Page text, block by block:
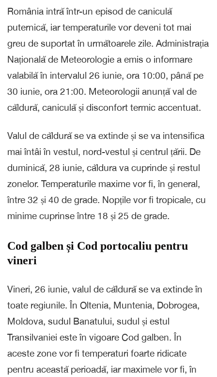
România intră într-un episod de caniculă
puternică, iar temperaturile vor deveni tot mai
greu de suportat în următoarele zile. Administrația
Națională de Meteorologie a emis o informare
valabilă în intervalul 26 iunie, ora 10:00, până pe
30 iunie, ora 21:00. Meteorologii anunță val de
căldură, caniculă și disconfort termic accentuat.
Valul de căldură se va extinde și se va intensifica
mai întâi în vestul, nord-vestul și centrul țării. De
duminică, 28 iunie, căldura va cuprinde și restul
zonelor. Temperaturile maxime vor fi, în general,
între 32 și 40 de grade. Nopțile vor fi tropicale, cu
minime cuprinse între 18 și 25 de grade.
Cod galben și Cod portocaliu pentru
vineri
Vineri, 26 iunie, valul de căldură se va extinde în
toate regiunile. În Oltenia, Muntenia, Dobrogea,
Moldova, sudul Banatului, sudul și estul
Transilvaniei este în vigoare Cod galben. În
aceste zone vor fi temperaturi foarte ridicate
pentru această perioadă, iar maximele vor fi, în